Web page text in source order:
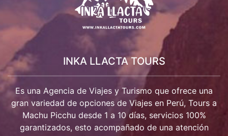
INKA LLACTA TOURS
Es una Agencia de Viajes y Turismo que ofrece una
gran variedad de opciones de Viajes en Perú, Tours a
Machu Picchu desde 1 a 10 días, servicios 100%
garantizados, esto acompañado de una atención